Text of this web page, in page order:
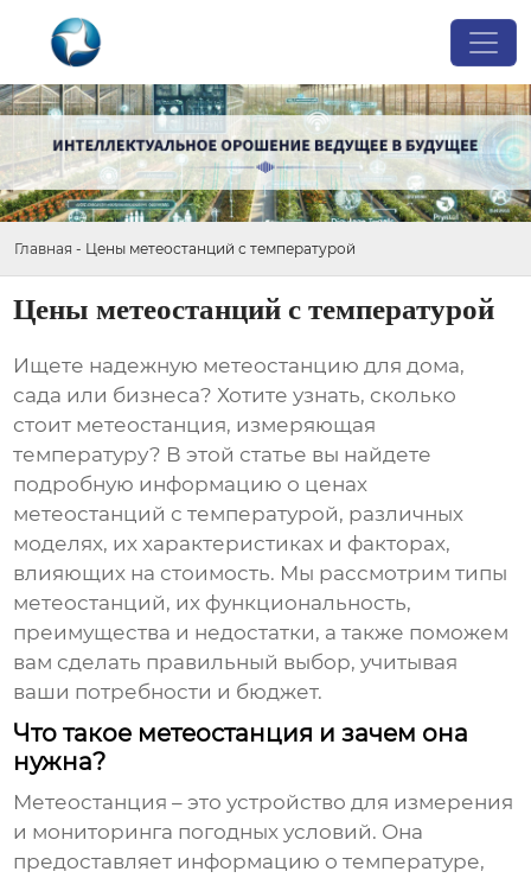
Главная - Цены метеостанций с температурой
Цены метеостанций с температурой
Ищете надежную метеостанцию для дома,
сада или бизнеса? Хотите узнать, сколько
стоит метеостанция, измеряющая
температуру? В этой статье вы найдете
подробную информацию о ценах
метеостанций с температурой, различных
моделях, их характеристиках и факторах,
влияющих на стоимость. Мы рассмотрим типы
метеостанций, их функциональность,
преимущества и недостатки, а также поможем
вам сделать правильный выбор, учитывая
ваши потребности и бюджет.
Что такое метеостанция и зачем она
нужна?
Метеостанция – это устройство для измерения
и мониторинга погодных условий. Она
предоставляет информацию отемпературе,